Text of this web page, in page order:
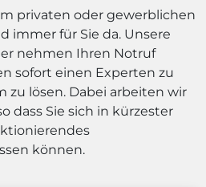
privaten oder gewerblichen
immer für Sie da. Unsere
nehmen Ihren Notruf
sofort einen Experten zu
zu lösen. Dabei arbeiten wir
dass Sie sich in kürzester
können.